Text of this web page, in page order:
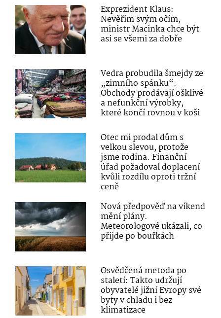
Exprezident Klaus:
Nevěřím svým očím,
ministr Macinka chce být
asi se všemi za dobře
Vedra probudila šmejdy ze
„zimního spánku“.
Obchody prodávají ošklivé
a nefunkční výrobky,
které končí rovnou v koši
Otec mi prodal dům s
velkou slevou, protože
jsme rodina. Finanční
úřad požadoval doplacení
kvůli rozdílu oproti tržní
ceně
Nová předpověď na víkend
mění plány.
Meteorologové ukázali, co
přijde po bouřkách
Osvědčená metoda po
staletí: Takto udržují
obyvatelé jižní Evropy své
byty v chladu i bez
klimatizace